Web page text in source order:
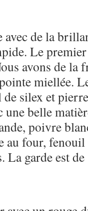
de la
Le
avons de la
miellée.
silex et
une belle
poivre
au four,
La garde est